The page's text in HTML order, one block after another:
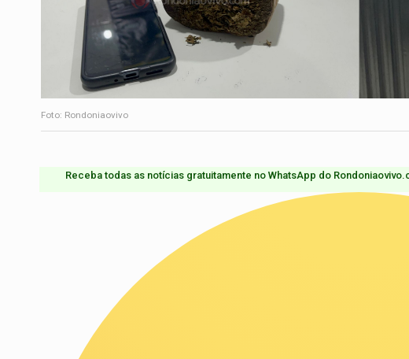
Foto: Rondoniaovivo
Receba todas as notícias gratuitamente no WhatsApp do